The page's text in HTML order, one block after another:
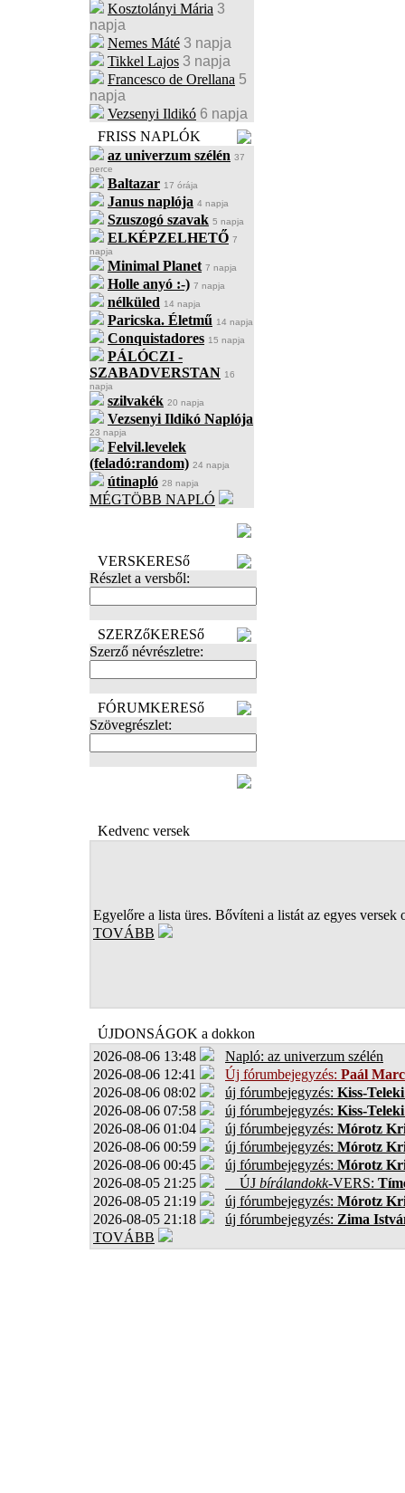
Kosztolányi Mária 3
napja
Nemes Máté 3 napja
Tikkel Lajos 3 napja
Francesco de Orellana 5
napja
Vezsenyi Ildikó 6 napja
FRISS NAPLÓK
az univerzum szélén 37
perce
Baltazar 17 órája
Janus naplója 4 napja
Szuszogó szavak 5 napja
ELKÉPZELHETŐ 7
napja
Minimal Planet 7 napja
Holle anyó :-) 7 napja
nélküled 14 napja
Paricska. Életmű 14 napja
Conquistadores 15 napja
PÁLÓCZI -
SZABADVERSTAN 16
napja
szilvakék 20 napja
Vezsenyi Ildikó Naplója
23 napja
Felvil.levelek
(feladó:random) 24 napja
útinapló 28 napja
MÉGTÖBB NAPLÓ
VERSKERESő
Részlet a versből:
SZERZőKERESő
Szerző névrészletre:
FÓRUMKERESő
Szövegrészlet:
Kedvenc versek
Egyelőre a lista üres. Bővíteni a listát az egyes versek
TOVÁBB
ÚJDONSÁGOK a dokkon
2026-08-06 13:48
Napló: az univerzum szélén
2026-08-06 12:41
Új fórumbejegyzés: Paál
2026-08-06 08:02
új fórumbejegyzés: Kiss-
2026-08-06 07:58
új fórumbejegyzés: Kiss-
2026-08-06 01:04
új fórumbejegyzés: Mórotz
2026-08-06 00:59
új fórumbejegyzés: Mórotz
2026-08-06 00:45
új fórumbejegyzés: Mórotz
2026-08-05 21:25
ÚJ bírálandokk-VERS:
2026-08-05 21:19
új fórumbejegyzés: Mórotz
2026-08-05 21:18
új fórumbejegyzés: Zima
TOVÁBB